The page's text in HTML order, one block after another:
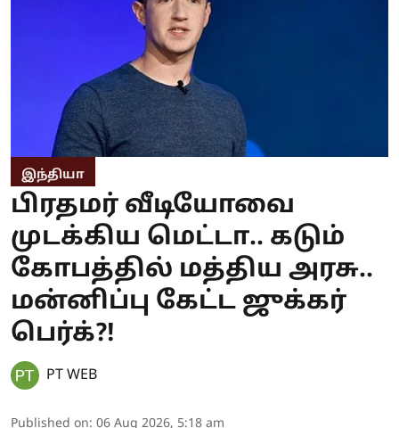
இந்தியா
பிரதமர் வீடியோவை
முடக்கிய மெட்டா.. கடும்
கோபத்தில் மத்திய அரசு..
மன்னிப்பு கேட்ட ஜுக்கர்
பெர்க்?!
PT WEB
Published on: 06 Aug 2026, 5:18 am